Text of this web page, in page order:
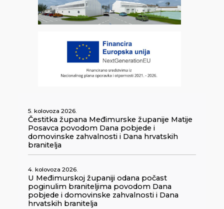
5. kolovoza 2026.
Čestitka župana Međimurske županije Matije
Posavca povodom Dana pobjede i
domovinske zahvalnosti i Dana hrvatskih
branitelja
4. kolovoza 2026.
U Međimurskoj županiji odana počast
poginulim braniteljima povodom Dana
pobjede i domovinske zahvalnosti i Dana
hrvatskih branitelja